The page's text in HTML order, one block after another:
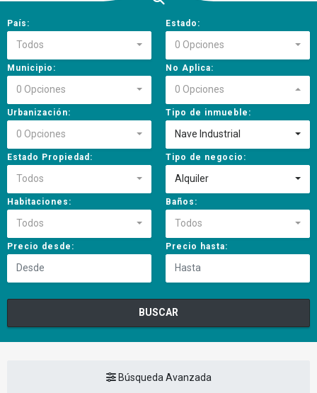
País:
Todos
Estado:
0 Opciones
Municipio:
0 Opciones
No Aplica:
0 Opciones
Urbanización:
0 Opciones
Tipo de inmueble:
Nave Industrial
Estado Propiedad:
Todos
Tipo de negocio:
Alquiler
Habitaciones:
Todos
Baños:
Todos
Precio desde: Precio hasta:
BUSCAR
Búsqueda Avanzada